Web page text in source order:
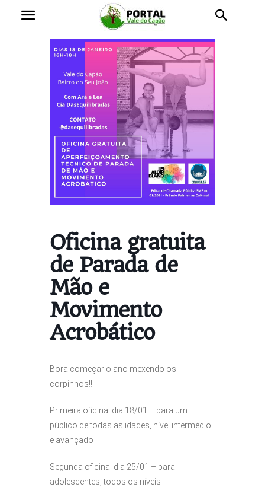
Oficina gratuita
de Parada de
Mão e
Movimento
Acrobático
Bora começar o ano mexendo os
corpinhos!!!
Primeira oficina: dia 18/01 – para um
público de todas as idades, nível intermédio
e avançado
Segunda oficina: dia 25/01 – para
adolescentes, todos os níveis